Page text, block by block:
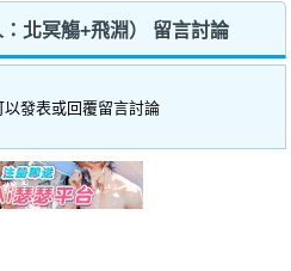
：北冥觴+飛淵） 留言討論
以發表或回覆留言討論